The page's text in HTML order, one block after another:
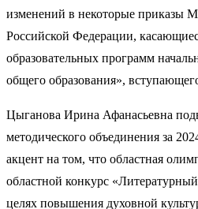
изменений в некоторые приказы
Российской Федерации,
образовательных программ
общего образования»,
Цыганова Ирина Афанасьевна
методического объединения за
акцент на том, что областная
областной конкурс
целях повышения духовной